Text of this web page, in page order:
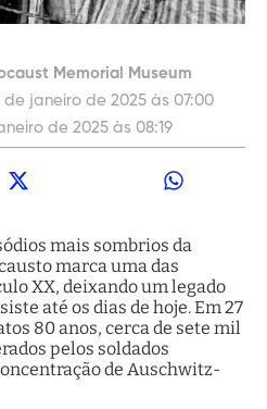
Memorial Museum
de janeiro de 2025 às 07:00
de 2025 às 08:19
mais sombrios da
marca uma das
XX, deixando um legado
até os dias de hoje. Em 27
80 anos, cerca de sete mil
pelos soldados
de Auschwitz-